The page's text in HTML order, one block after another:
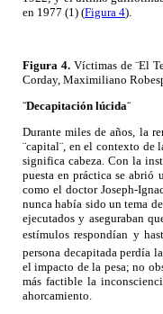
en 1977 (1) (Figura 4).
Figura 4.Víctimas de¨El
Corday, Maximiliano
¨Decapitación lúcida¨
Durante miles de años, la
¨capital¨, en el contexto de
significa cabeza. Con la
puesta en práctica se abrió
como el doctor Joseph-
nunca había sido un tema
ejecutados y aseguraban
estímulos respondían y
persona decapitada perdía
el impacto de la pesa; no
más factible la
ahorcamiento.